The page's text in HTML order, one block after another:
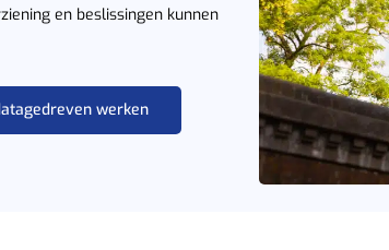
en beslissingen kunnen
werken